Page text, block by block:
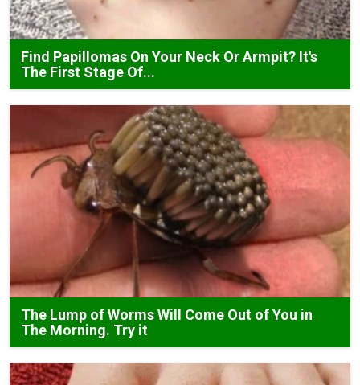
Find Papillomas On Your Neck Or Armpit? It's
The First Stage Of...
The Lump of Worms Will Come Out of You in
The Morning. Try it